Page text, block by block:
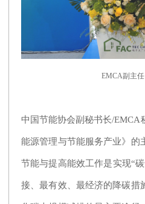
EMCA副主
中国节能协会副秘书长/EMCA
能源管理与节能服务产业》的
节能与提高能效工作是实现“
接、最有效、最经济的降碳措